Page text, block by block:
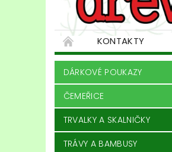
KONTAKTY
DÁRKOVÉ POUKAZY
ČEMEŘICE
TRVALKY A SKALNIČKY
TRÁVY A BAMBUSY